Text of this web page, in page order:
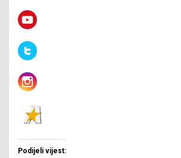
Podijeli vijest: